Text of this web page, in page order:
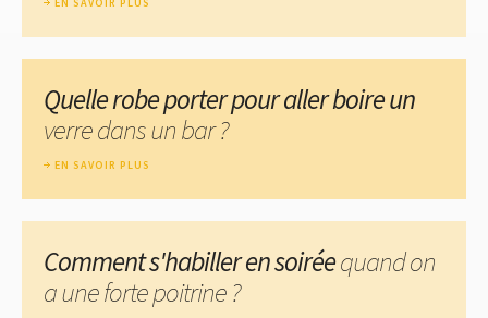
Quelle robe porter pour aller boire un
verre dans un bar ?
EN SAVOIR PLUS
Comment s'habiller en soiréequand on
a une forte poitrine ?